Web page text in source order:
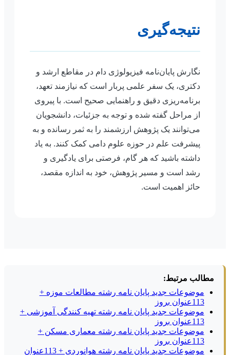
نتیجه‌گیری
نگارش پایان‌نامه فیزیولوژی دام در مقاطع ارشد و
دکتری، یک سفر علمی پربار است که نیازمند تعهد،
برنامه‌ریزی دقیق و راهنمایی صحیح است. با پیروی
از مراحل گفته شده و توجه به جزئیات، دانشجویان
می‌توانند یک پژوهش ارزشمند را به ثمر رسانده و به
پیشرفت علم در حوزه علوم دامی کمک کنند. به یاد
داشته باشید که هر گام، فرصتی برای یادگیری و
رشد است و مسیر پژوهش، خود به اندازه مقصد،
حائز اهمیت است.
مطالب مرتبط:
موضوعات جدید پایان نامه رشته مطالعات موزه +
113عنوان بروز
موضوعات جدید پایان نامه رشته تهیه کنندگی آموزشی +
113عنوان بروز
موضوعات جدید پایان نامه رشته معماری مسکن +
113عنوان بروز
موضوعات جدید پایان نامه رشته هوانوردی + 113عنوان